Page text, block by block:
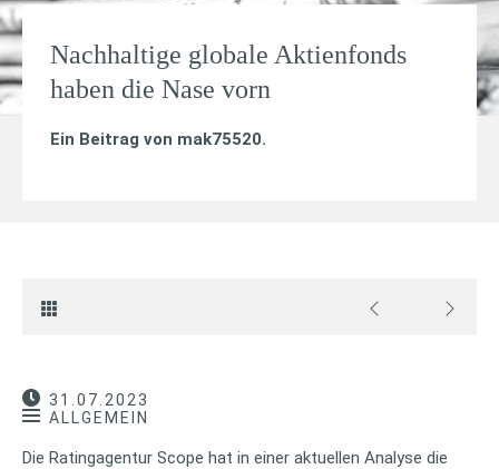
Nachhaltige globale Aktienfonds
haben die Nase vorn
Ein Beitrag von mak75520.
31.07.2023
ALLGEMEIN
Die Ratingagentur Scope hat in einer aktuellen Analyse die